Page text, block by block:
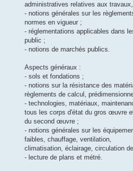
administratives relatives aux
- notions générales sur les
normes en vigueur ;
- réglementations applicables dans
public ;
- notions de marchés publics.
Aspects généraux :
- sols et fondations ;
- notions sur la résistance des
règlements de calcul,
- technologies, matériaux,
tous les corps d'état du gros œuvre
du second œuvre ;
- notions générales sur les
faibles, chauffage, ventilation,
climatisation, éclairage, circulation
- lecture de plans et métré.